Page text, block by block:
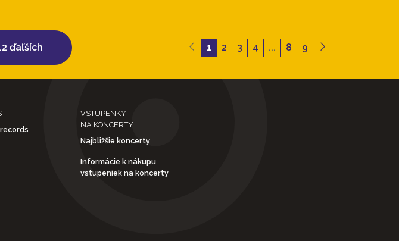
ďaľších 1 2 3 4 ... 8 9
VSTUPENKY
NA KONCERTY
Najbližšie koncerty
Informácie k nákupu
vstupeniek na koncerty